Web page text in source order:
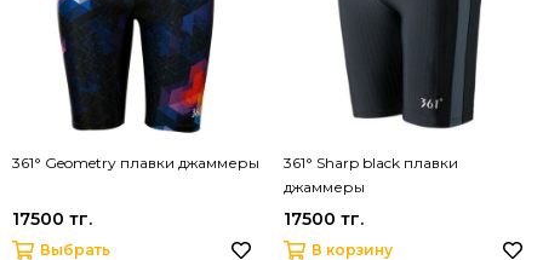
361° Geometry плавки джаммеры
17500 тг.
Выбрать
361° Sharp black плавки
джаммеры
17500 тг.
В корзину